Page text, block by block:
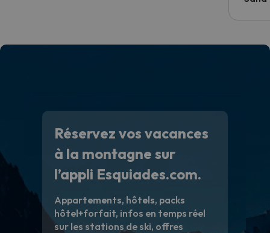
Réservez vos vacances
à la montagne sur
l’appli Esquiades.com.
Appartements, hôtels, packs
hôtel+forfait, infos en temps réel
sur les stations de ski, offres